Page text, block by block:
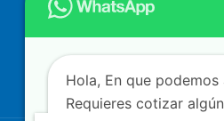
Guadalajara, Jal.
Atención a clientes solo con
Hola, En que
Requieres cotizar